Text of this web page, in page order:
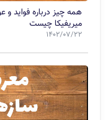
همه چیز درباره فواید و
میریفیکا چیست
1402/07/22